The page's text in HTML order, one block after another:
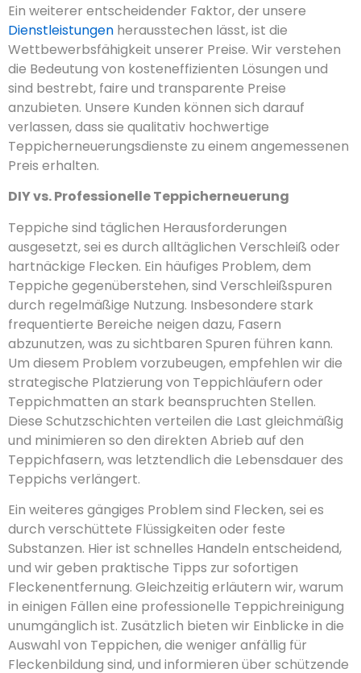
Ein weiterer entscheidender Faktor, der unsere
Dienstleistungen herausstechen lässt, ist die
Wettbewerbsfähigkeit unserer Preise. Wir verstehen
die Bedeutung von kosteneffizienten Lösungen und
sind bestrebt, faire und transparente Preise
anzubieten. Unsere Kunden können sich darauf
verlassen, dass sie qualitativ hochwertige
Teppicherneuerungsdienste zu einem angemessenen
Preis erhalten.
DIY vs. Professionelle Teppicherneuerung
Teppiche sind täglichen Herausforderungen
ausgesetzt, sei es durch alltäglichen Verschleiß oder
hartnäckige Flecken. Ein häufiges Problem, dem
Teppiche gegenüberstehen, sind Verschleißspuren
durch regelmäßige Nutzung. Insbesondere stark
frequentierte Bereiche neigen dazu, Fasern
abzunutzen, was zu sichtbaren Spuren führen kann.
Um diesem Problem vorzubeugen, empfehlen wir die
strategische Platzierung von Teppichläufern oder
Teppichmatten an stark beanspruchten Stellen.
Diese Schutzschichten verteilen die Last gleichmäßig
und minimieren so den direkten Abrieb auf den
Teppichfasern, was letztendlich die Lebensdauer des
Teppichs verlängert.
Ein weiteres gängiges Problem sind Flecken, sei es
durch verschüttete Flüssigkeiten oder feste
Substanzen. Hier ist schnelles Handeln entscheidend,
und wir geben praktische Tipps zur sofortigen
Fleckenentfernung. Gleichzeitig erläutern wir, warum
in einigen Fällen eine professionelle Teppichreinigung
unumgänglich ist. Zusätzlich bieten wir Einblicke in die
Auswahl von Teppichen, die weniger anfällig für
Fleckenbildung sind, und informieren über schützende